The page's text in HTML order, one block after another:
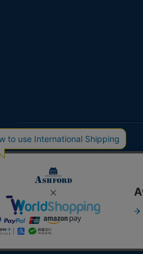
手帳マガジン
当サイトの掲載内容、
We strictly prohibits